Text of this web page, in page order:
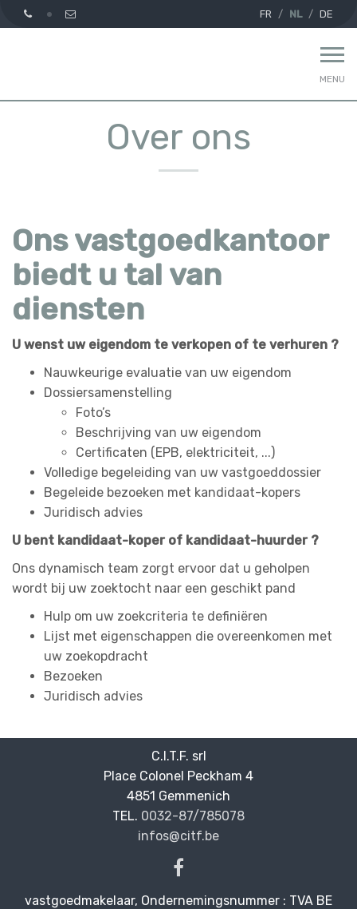
FR NL DE
MENU
Over ons
Ons vastgoedkantoor
biedt u tal van
diensten
U wenst uw eigendom te verkopen of te verhuren ?
Nauwkeurige evaluatie van uw eigendom
Dossiersamenstelling
Foto’s
Beschrijving van uw eigendom
Certificaten (EPB, elektriciteit, ...)
Volledige begeleiding van uw vastgoeddossier
Begeleide bezoeken met kandidaat-kopers
Juridisch advies
U bent kandidaat-koper of kandidaat-huurder ?
Ons dynamisch team zorgt ervoor dat u geholpen
wordt bij uw zoektocht naar een geschikt pand
Hulp om uw zoekcriteria te definiëren
Lijst met eigenschappen die overeenkomen met
uw zoekopdracht
Bezoeken
Juridisch advies
C.I.T.F. srl
—
Place Colonel Peckham 4
—
4851 Gemmenich
TEL. 0032-87/785078
—
infos@citf.be
vastgoedmakelaar, Ondernemingsnummer : TVA BE